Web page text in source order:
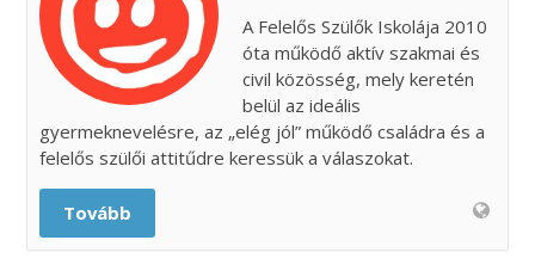
A Felelős Szülők Iskolája 2010
óta működő aktív szakmai és
civil közösség, mely keretén
belül az ideális
gyermeknevelésre, az „elég jól” működő családra és a
felelős szülői attitűdre keressük a válaszokat.
Tovább